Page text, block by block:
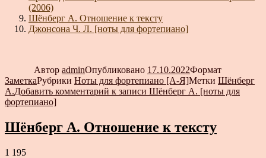
(2006)
Шёнберг А. Отношение к тексту
Джонсона Ч. Л. [ноты для фортепиано]
Автор adminОпубликовано 17.10.2022Формат
ЗаметкаРубрики Ноты для фортепиано [А-Я]Метки Шёнберг
А.Добавить комментарий к записи Шёнберг А. [ноты для
фортепиано]
Шёнберг А. Отношение к тексту
1 195